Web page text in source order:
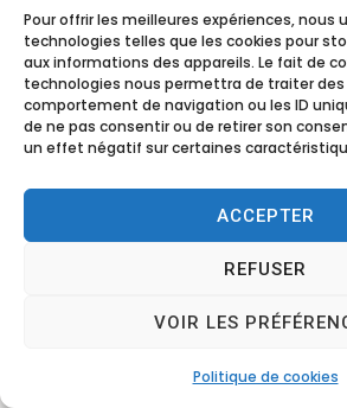
Pour offrir les meilleures expériences, nous
technologies telles que les cookies pour
aux informations des appareils. Le fait de
technologies nous permettra de traiter
comportement de navigation ou les ID
de ne pas consentir ou de retirer son
un effet négatif sur certaines
ACCEPTER
REFUSER
VOIR LES
Politique de cookies